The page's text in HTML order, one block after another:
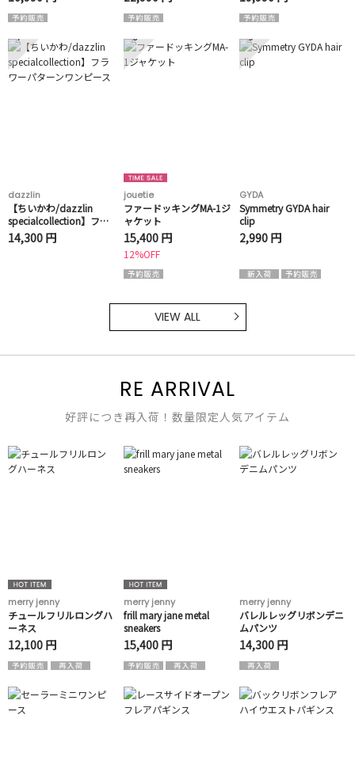
7
dazzlin
【ちいかわ/dazzlin
specialcollection】フラ
ワーパターンワンピース
14,300 円
8
jouetie
ファードッキングMA-1ジ
ャケット
15,400 円
12%OFF
9
GYDA
Symmetry GYDA hair
clip
2,990 円
VIEW ALL
RE ARRIVAL
好評につき再入荷！数量限定人気アイテム
merry jenny
チュールフリルロングハ
ーネス
12,100 円
merry jenny
frill mary jane metal
sneakers
15,400 円
merry jenny
バレルレッグリボンデニ
ムパンツ
14,300 円